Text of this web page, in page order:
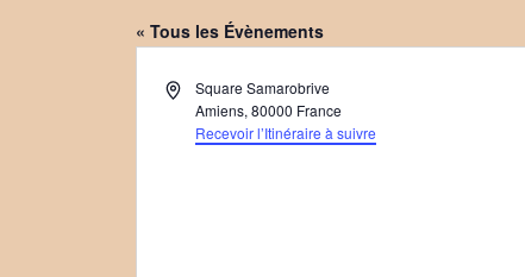
« Tous les Évènements
AdresseSquare Samarobrive
Amiens, 80000 France
Recevoir l’Itinéraire à suivre